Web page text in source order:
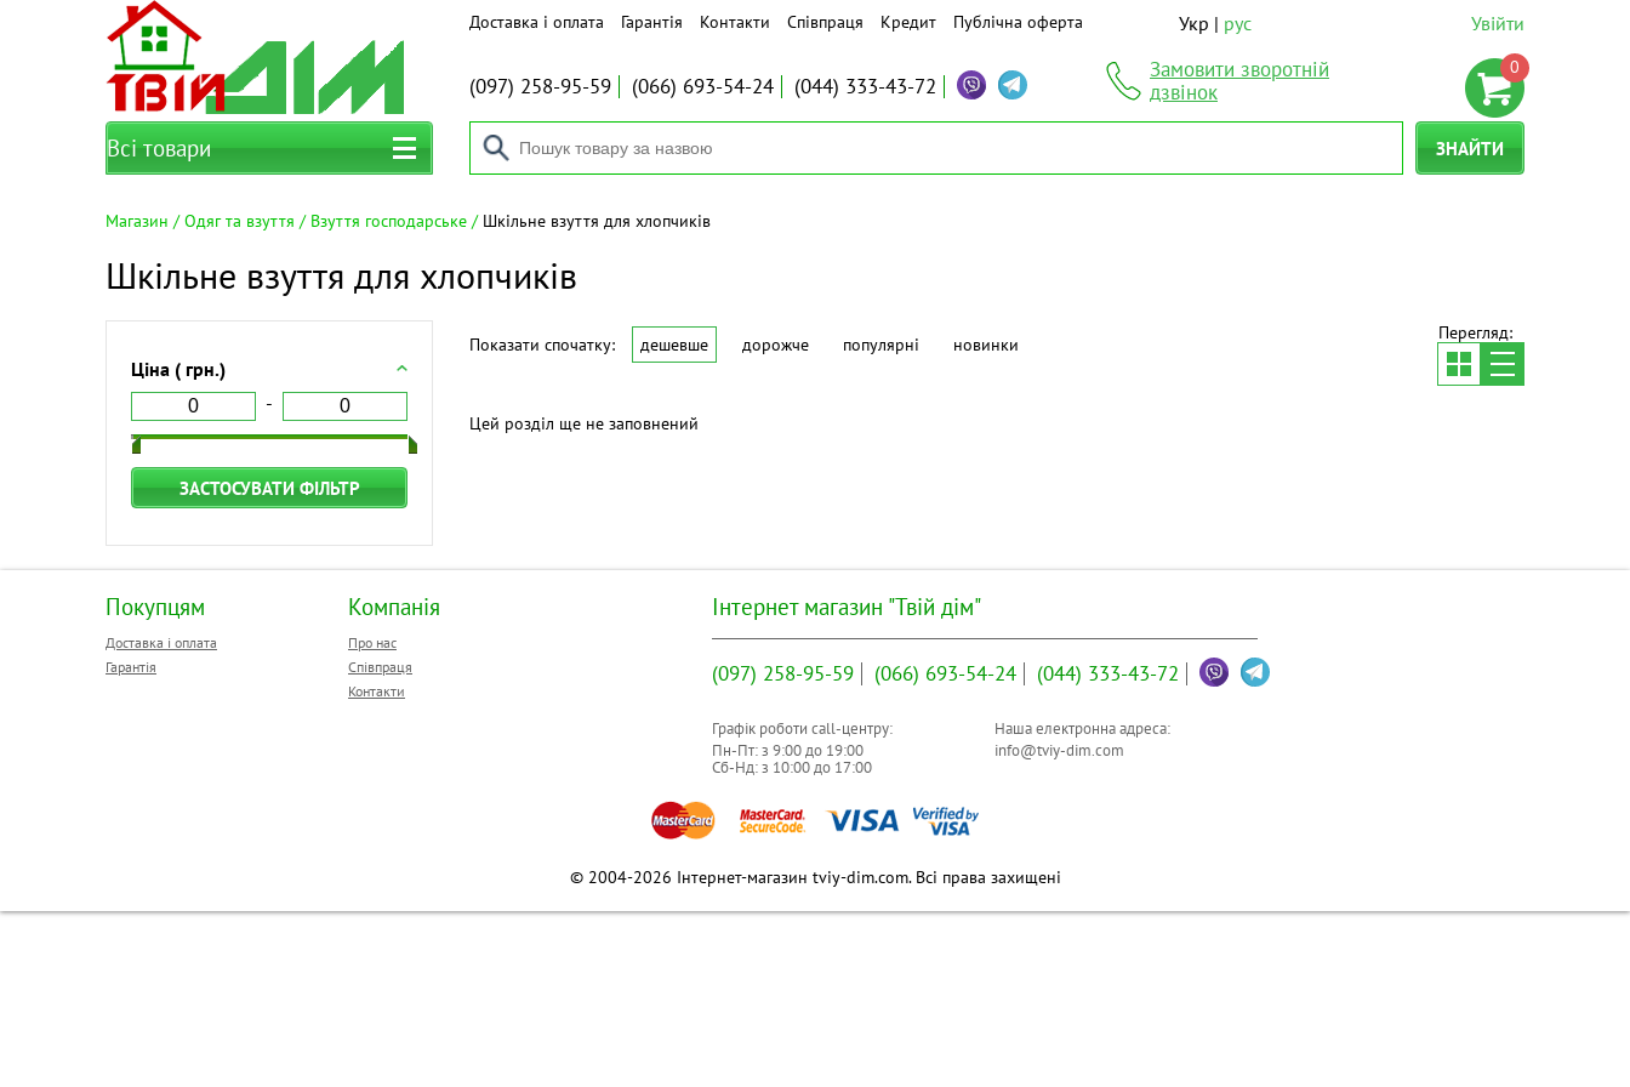
Доставка і оплата Гарантія Контакти Співпраця Кредит Публічна оферта Укр рус Увійти
(097) 258-95-59 (066) 693-54-24 (044) 333-43-72
Замовити зворотній
дзвінок
0
Всі товари ЗНАЙТИ
Магазин Одяг та взуття Взуття господарське Шкільне взуття для хлопчиків
Шкільне взуття для хлопчиків
Ціна ( грн.)
ЗАСТОСУВАТИ ФІЛЬТР
Показати спочатку: дешевше дорожче популярні новинки
Перегляд:
Цей розділ ще не заповнений
Покупцям
Доставка і оплата
Гарантія
Компанія
Про нас
Співпраця
Контакти
Інтернет магазин "Твій дім"
(097) 258-95-59 (066) 693-54-24 (044) 333-43-72
Графік роботи call-центру:
Пн-Пт: з 9:00до 19:00
Сб-Нд: з 10:00до 17:00
Наша електронна адреса:
info@tviy-dim.com
© 2004-2026 Інтернет-магазин tviy-dim.com. Всі права захищені